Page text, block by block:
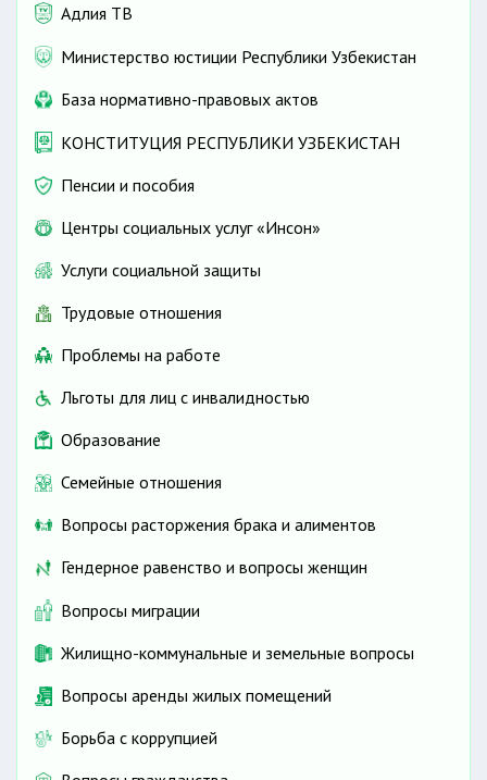
Адлия ТВ
Министерство юстиции Республики Узбекистан
База нормативно-правовых актов
КОНСТИТУЦИЯ РЕСПУБЛИКИ УЗБЕКИСТАН
Пенсии и пособия
Центры социальных услуг «Инсон»
Услуги социальной защиты
Трудовые отношения
Проблемы на работе
Льготы для лиц с инвалидностью
Образование
Семейные отношения
Вопросы расторжения брака и алиментов
Гендерное равенство и вопросы женщин
Вопросы миграции
Жилищно-коммунальные и земельные вопросы
Вопросы аренды жилых помещений
Борьба с коррупцией